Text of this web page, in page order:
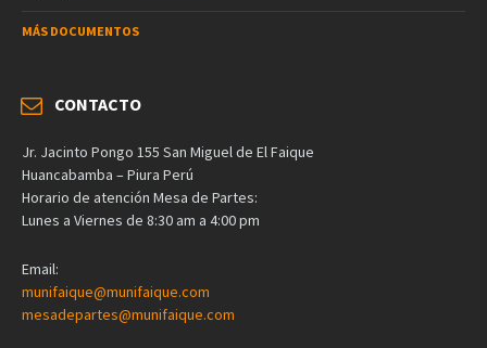
MÁS DOCUMENTOS
CONTACTO
Jr. Jacinto Pongo 155 San Miguel de El Faique
Huancabamba – Piura Perú
Horario de atención Mesa de Partes:
Lunes a Viernes de 8:30 am a 4:00 pm
Email:
munifaique@munifaique.com
mesadepartes@munifaique.com